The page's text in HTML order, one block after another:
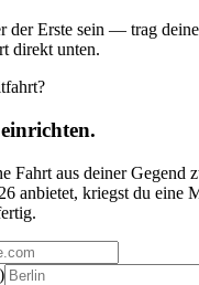
der Erste sein — trag
direkt unten.
Fahrt aus deiner Gegend
anbietet, kriegst du eine